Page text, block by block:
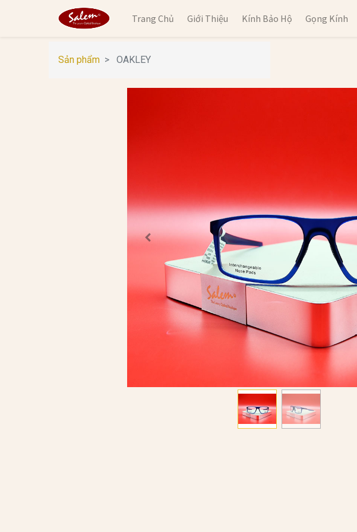
Trang Chủ Giới Thiệu Kính Bảo Hộ Gọng Kính
Sản phẩm OAKLEY